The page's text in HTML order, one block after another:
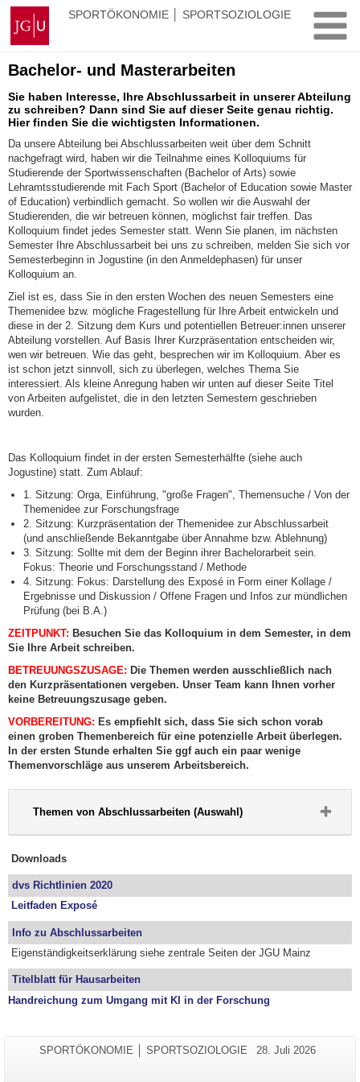
Zum
Inhalt
springen
Johannes
Gutenberg-
Universität
Mainz
SPORTÖKONOMIE │ SPORTSOZIOLOGIE
Bachelor- und Masterarbeiten
Sie haben Interesse, Ihre Abschlussarbeit in unserer Abteilung
zu schreiben? Dann sind Sie auf dieser Seite genau richtig.
Hier finden Sie die wichtigsten Informationen.
Da unsere Abteilung bei Abschlussarbeiten weit über dem Schnitt
nachgefragt wird, haben wir die Teilnahme eines Kolloquiums für
Studierende der Sportwissenschaften (Bachelor of Arts) sowie
Lehramtsstudierende mit Fach Sport (Bachelor of Education sowie Master
of Education) verbindlich gemacht. So wollen wir die Auswahl der
Studierenden, die wir betreuen können, möglichst fair treffen. Das
Kolloquium findet jedes Semester statt. Wenn Sie planen, im nächsten
Semester Ihre Abschlussarbeit bei uns zu schreiben, melden Sie sich vor
Semesterbeginn in Jogustine (in den Anmeldephasen) für unser
Kolloquium an.
Ziel ist es, dass Sie in den ersten Wochen des neuen Semesters eine
Themenidee bzw. mögliche Fragestellung für Ihre Arbeit entwickeln und
diese in der 2. Sitzung dem Kurs und potentiellen Betreuer:innen unserer
Abteilung vorstellen. Auf Basis Ihrer Kurzpräsentation entscheiden wir,
wen wir betreuen. Wie das geht, besprechen wir im Kolloquium. Aber es
ist schon jetzt sinnvoll, sich zu überlegen, welches Thema Sie
interessiert. Als kleine Anregung haben wir unten auf dieser Seite Titel
von Arbeiten aufgelistet, die in den letzten Semestern geschrieben
wurden.
Das Kolloquium findet in der ersten Semesterhälfte (siehe auch
Jogustine) statt. Zum Ablauf:
1. Sitzung: Orga, Einführung, "große Fragen", Themensuche / Von der
Themenidee zur Forschungsfrage
2. Sitzung: Kurzpräsentation der Themenidee zur Abschlussarbeit
(und anschließende Bekanntgabe über Annahme bzw. Ablehnung)
3. Sitzung: Sollte mit dem der Beginn ihrer Bachelorarbeit sein.
Fokus: Theorie und Forschungsstand / Methode
4. Sitzung: Fokus: Darstellung des Exposé in Form einer Kollage /
Ergebnisse und Diskussion / Offene Fragen und Infos zur mündlichen
Prüfung (bei B.A.)
ZEITPUNKT: Besuchen Sie das Kolloquium in dem Semester, in dem
Sie Ihre Arbeit schreiben.
BETREUUNGSZUSAGE: Die Themen werden ausschließlich nach
den Kurzpräsentationen vergeben. Unser Team kann Ihnen vorher
keine Betreuungszusage geben.
VORBEREITUNG: Es empfiehlt sich, dass Sie sich schon vorab
einen groben Themenbereich für eine potenzielle Arbeit überlegen.
In der ersten Stunde erhalten Sie ggf auch ein paar wenige
Themenvorschläge aus unserem Arbeitsbereich.
Themen von Abschlussarbeiten (Auswahl)Bitte
klicken,
bzw.
reduzieren
Downloads
dvs Richtlinien 2020
Leitfaden Exposé
Info zu Abschlussarbeiten
Eigenständigkeitserklärung siehe zentrale Seiten der JGU Mainz
Titelblatt für Hausarbeiten
Handreichung zum Umgang mit KI in der Forschung
Zusätzliche
Seiten-
SPORTÖKONOMIE │ SPORTSOZIOLOGIE
Letzte
28. Juli 2026